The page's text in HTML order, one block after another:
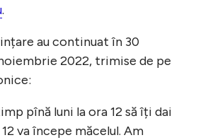
.
au continuat în 30
2022, trimise de pe
pînă luni la ora 12 să îți dai
va începe măcelul. Am